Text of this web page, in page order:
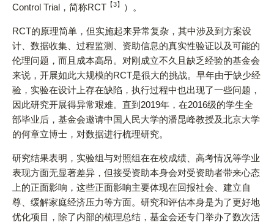
Control Trial，简称RCT 【3】 ）。
RCT的原理简单，但实施起来异常复杂，其中涉及到方案设
计、数据收集、过程监测、资助信息的真实性验证以及可能的
伦理问题，而且成本高昂。对刚成立不久且缺乏经验的基金会
来说，开展如此大规模的RCT是很大的挑战。早年由于缺少经
验，实验在设计上存在缺陷，执行过程中也出现了一些问题，
因此研究开展得异常艰难。直到2019年，在2016级的学生全
部毕业后，基金会邀请中国人民大学的潘昆峰教授及北京大学
的何章立博士，对数据进行梳理研究。
研究结果表明，实验组与对照组在在校成绩、高考情况等学业
表现方面无显著差异，但接受资助本身会对受资助者带来心态
上的正面影响，这些正面影响主要体现在回报社会、建立自
尊、缓解家庭经济压力等方面。研究和评估本身是为了更好地
优化项目，除了内部的梳理总结，基金会还专门举办了数次活